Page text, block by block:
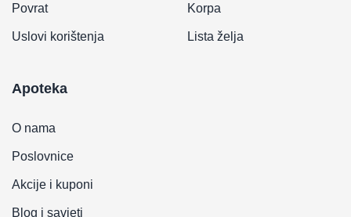
Povrat
Uslovi korištenja
Korpa
Lista želja
Apoteka
O nama
Poslovnice
Akcije i kuponi
Blog i savjeti